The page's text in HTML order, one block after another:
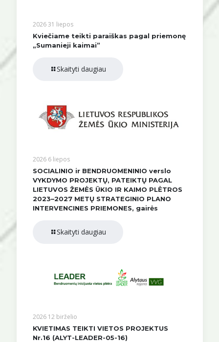
2026 31 liepos
Kviečiame teikti paraiškas pagal priemonę
„Sumanieji kaimai”
Skaityti daugiau
2026 6 liepos
SOCIALINIO ir BENDRUOMENINIO verslo
VYKDYMO PROJEKTŲ, PATEIKTŲ PAGAL
LIETUVOS ŽEMĖS ŪKIO IR KAIMO PLĖTROS
2023–2027 METŲ STRATEGINIO PLANO
INTERVENCINES PRIEMONES, gairės
Skaityti daugiau
2026 12 birželio
KVIETIMAS TEIKTI VIETOS PROJEKTUS
Nr.16 (ALYT-LEADER-05-16)